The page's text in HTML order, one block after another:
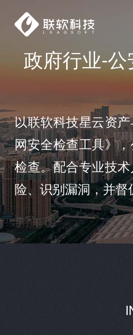
政府行业-
以联软科技星云资
网安全检查工具》
检查。配合专业技
险、识别漏洞，并